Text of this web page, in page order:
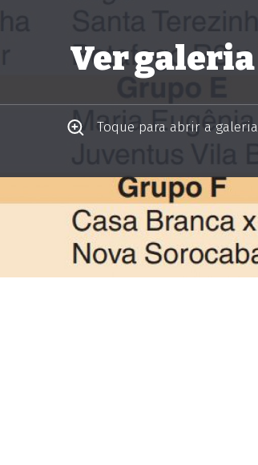
Ver galeria
Toque para abrir a galeria